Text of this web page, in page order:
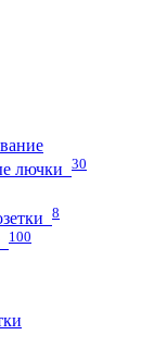
лючки
30
8
100